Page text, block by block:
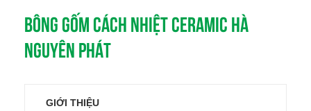
BÔNG GỐM CÁCH NHIỆT CERAMIC HÀ
NGUYÊN PHÁT
GIỚI THIỆU